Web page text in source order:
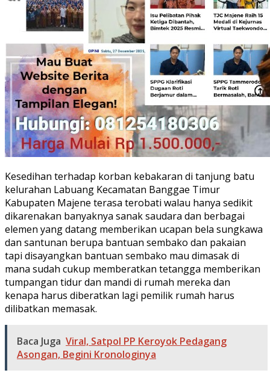
Kesedihan terhadap korban kebakaran di tanjung batu
kelurahan Labuang Kecamatan Banggae Timur
Kabupaten Majene terasa terobati walau hanya sedikit
dikarenakan banyaknya sanak saudara dan berbagai
elemen yang datang memberikan ucapan bela sungkawa
dan santunan berupa bantuan sembako dan pakaian
tapi disayangkan bantuan sembako mau dimasak di
mana sudah cukup memberatkan tetangga memberikan
tumpangan tidur dan mandi di rumah mereka dan
kenapa harus diberatkan lagi pemilik rumah harus
dilibatkan memasak.
Baca Juga Viral, Satpol PP Keroyok Pedagang
Asongan, Begini Kronologinya